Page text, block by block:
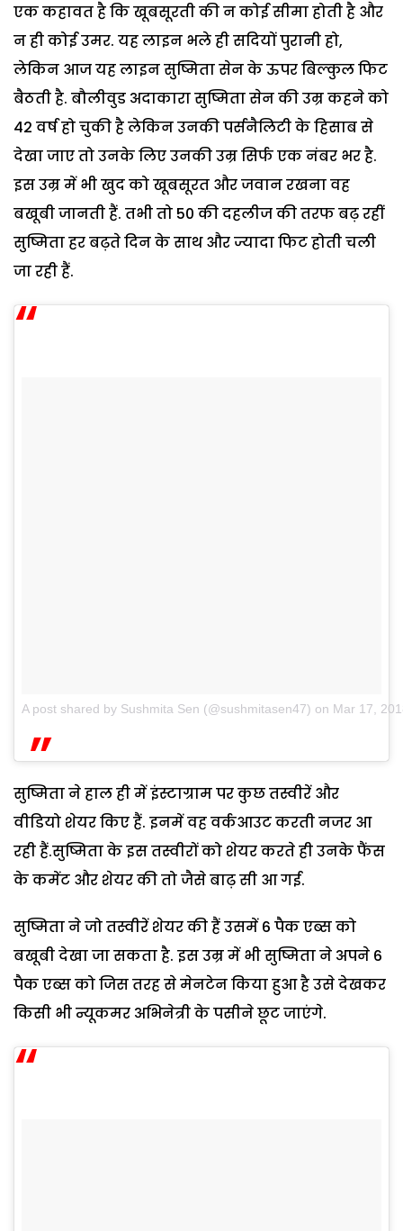
एक कहावत है कि खूबसूरती की न कोई सीमा होती है और
न ही कोई उमर. यह लाइन भले ही सदियों पुरानी हो,
लेकिन आज यह लाइन सुष्मिता सेन के ऊपर बिल्कुल फिट
बैठती है. बौलीवुड अदाकारा सुष्मिता सेन की उम्र कहने को
42 वर्ष हो चुकी है लेकिन उनकी पर्सनैलिटी के हिसाब से
देखा जाए तो उनके लिए उनकी उम्र सिर्फ एक नंबर भर है.
इस उम्र में भी खुद को खूबसूरत और जवान रखना वह
बखूबी जानती हैं. तभी तो 50 की दहलीज की तरफ बढ़ रहीं
सुष्मिता हर बढ़ते दिन के साथ और ज्यादा फिट होती चली
जा रही हैं.
A post shared by Sushmita Sen (@sushmitasen47) on Mar 17,
सुष्मिता ने हाल ही में इंस्टाग्राम पर कुछ तस्वीरें और
वीडियो शेयर किए हैं. इनमें वह वर्कआउट करती नजर आ
रही हैं.सुष्मिता के इस तस्वीरों को शेयर करते ही उनके फैंस
के कमेंट और शेयर की तो जैसे बाढ़ सी आ गई.
सुष्मिता ने जो तस्वीरें शेयर की हैं उसमें 6 पैक एब्स को
बखूबी देखा जा सकता है. इस उम्र में भी सुष्मिता ने अपने 6
पैक एब्स को जिस तरह से मेनटेन किया हुआ है उसे देखकर
किसी भी न्यूकमर अभिनेत्री के पसीने छूट जाएंगे.